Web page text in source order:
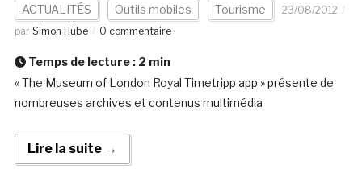
ACTUALITÉS Outils mobiles Tourisme
23/08/2012
par Simon Hübe 0 commentaire
Temps de lecture : 2 min
« The Museum of London Royal Timetripp app » présente de
nombreuses archives et contenus multimédia
Lire la suite →